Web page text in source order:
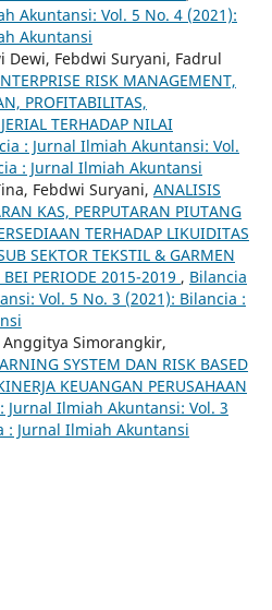
Akuntansi: Vol. 5 No. 4 (2021):
Akuntansi
Dewi, Febdwi Suryani, Fadrul
RISK MANAGEMENT,
PROFITABILITAS,
TERHADAP NILAI
: Jurnal Ilmiah Akuntansi: Vol.
: Jurnal Ilmiah Akuntansi
Febdwi Suryani, ANALISIS
KAS, PERPUTARAN PIUTANG
TERHADAP LIKUIDITAS
SEKTOR TEKSTIL & GARMEN
PERIODE 2015-2019 , Bilancia
Vol. 5 No. 3 (2021): Bilancia :
Simorangkir,
SYSTEM DAN RISK BASED
KEUANGAN PERUSAHAAN
Jurnal Ilmiah Akuntansi: Vol. 3
: Jurnal Ilmiah Akuntansi